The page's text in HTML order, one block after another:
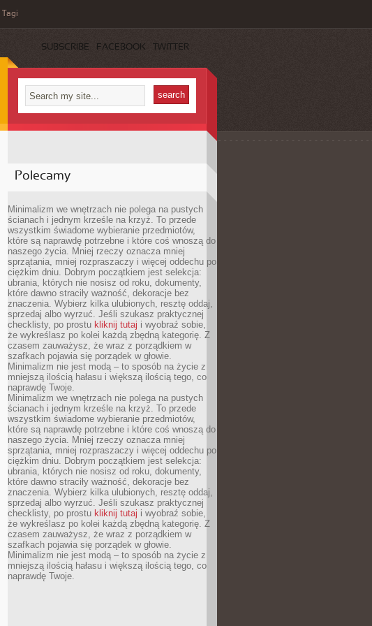
Tagi
SUBSCRIBE FACEBOOK TWITTER
Polecamy
Minimalizm we wnętrzach nie polega na pustych
ścianach i jednym krześle na krzyż. To przede
wszystkim świadome wybieranie przedmiotów,
które są naprawdę potrzebne i które coś wnoszą do
naszego życia. Mniej rzeczy oznacza mniej
sprzątania, mniej rozpraszaczy i więcej oddechu po
ciężkim dniu. Dobrym początkiem jest selekcja:
ubrania, których nie nosisz od roku, dokumenty,
które dawno straciły ważność, dekoracje bez
znaczenia. Wybierz kilka ulubionych, resztę oddaj,
sprzedaj albo wyrzuć. Jeśli szukasz praktycznej
checklisty, po prostu kliknij tutaj i wyobraź sobie,
że wykreślasz po kolei każdą zbędną kategorię. Z
czasem zauważysz, że wraz z porządkiem w
szafkach pojawia się porządek w głowie.
Minimalizm nie jest modą – to sposób na życie z
mniejszą ilością hałasu i większą ilością tego, co
naprawdę Twoje.
Minimalizm we wnętrzach nie polega na pustych
ścianach i jednym krześle na krzyż. To przede
wszystkim świadome wybieranie przedmiotów,
które są naprawdę potrzebne i które coś wnoszą do
naszego życia. Mniej rzeczy oznacza mniej
sprzątania, mniej rozpraszaczy i więcej oddechu po
ciężkim dniu. Dobrym początkiem jest selekcja:
ubrania, których nie nosisz od roku, dokumenty,
które dawno straciły ważność, dekoracje bez
znaczenia. Wybierz kilka ulubionych, resztę oddaj,
sprzedaj albo wyrzuć. Jeśli szukasz praktycznej
checklisty, po prostu kliknij tutaj i wyobraź sobie,
że wykreślasz po kolei każdą zbędną kategorię. Z
czasem zauważysz, że wraz z porządkiem w
szafkach pojawia się porządek w głowie.
Minimalizm nie jest modą – to sposób na życie z
mniejszą ilością hałasu i większą ilością tego, co
naprawdę Twoje.